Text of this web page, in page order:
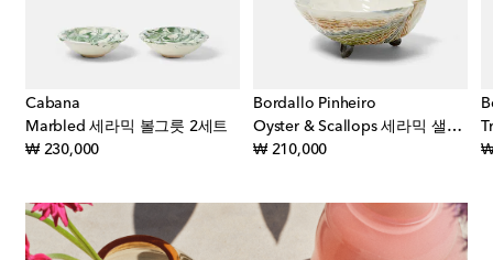
Cabana
Marbled 세라믹 볼그릇 2세트
₩ 230,000original price
Bordallo Pinheiro
Oyster & Scallops 세라믹 샐러드 볼그릇
₩ 210,000original price ₩